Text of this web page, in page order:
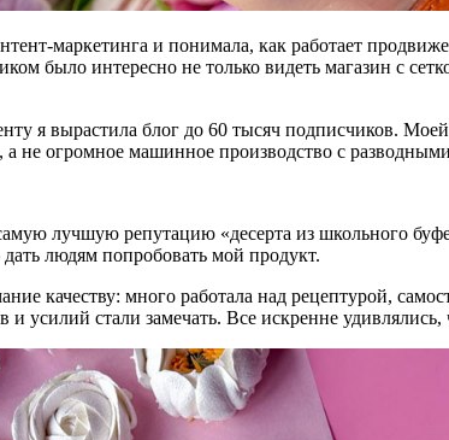
маркетинга и понимала, как работает
было интересно не только видеть магазин с
я вырастила блог до 60 тысяч подписчиков.
не огромное машинное производство с
лучшую репутацию «десерта из школьного
людям попробовать мой продукт.
качеству: много работала над рецептурой,
и усилий стали замечать. Все искренне